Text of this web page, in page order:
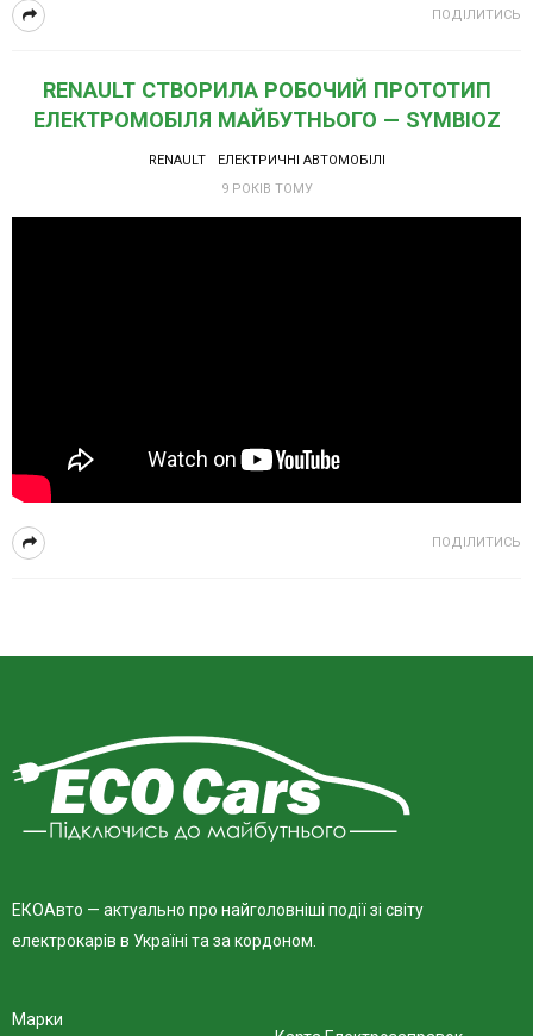
ПОДІЛИТИСЬ
RENAULT СТВОРИЛА РОБОЧИЙ ПРОТОТИП
ЕЛЕКТРОМОБІЛЯ МАЙБУТНЬОГО — SYMBIOZ
RENAULT
ЕЛЕКТРИЧНІ АВТОМОБІЛІ
9 РОКІВ ТОМУ
ПОДІЛИТИСЬ
ЕКОАвто — актуально про найголовніші події зі світу
електрокарів в Україні та за кордоном.
Марки